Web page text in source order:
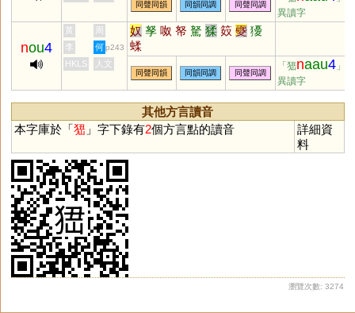
同聲同韻 同韻同調 同聲同調
異讀字
nou4
黃 周 奴 孥 呶 帑 駑 猱 笯 夒 獶
蝚
李 何 p243
HKLS 人文
同聲同韻 同韻同調 同聲同調
「峱naau4 」的
異讀字
其他方言讀音
本字庫於「峱」字下錄有2個方言點的讀音
詳細資
料
瀏覽次數: 3274